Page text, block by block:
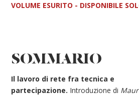
VOLUME ESURITO - DISPONIBILE
SOMMARIO
Il lavoro di rete fra tecnica e
partecipazione. Introduzione di